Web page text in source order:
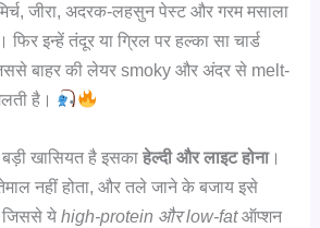
जीरा, अदरक-लहसुन पेस्ट और गरम मसाला
फिर इन्हें तंदूर या ग्रिल पर हल्का सा चार्ड
बाहर की लेयर smoky और अंदर से melt-
है।
खासियत है इसकाहेल्दी और लाइट होना।
नहीं होता, और तले जाने के बजाय इसे
जिससे येhigh-protein और low-fatऑप्शन